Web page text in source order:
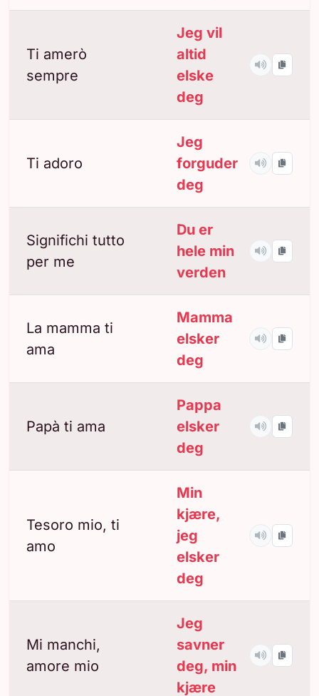
Ti amerò
sempre
Jeg vil
altid
elske
deg
Ti adoro
Jeg
forguder
deg
Significhi tutto
per me
Du er
hele min
verden
La mamma ti
ama
Mamma
elsker
deg
Papà ti ama
Pappa
elsker
deg
Tesoro mio, ti
amo
Min
kjære,
jeg
elsker
deg
Mi manchi,
amore mio
Jeg
savner
deg, min
kjære